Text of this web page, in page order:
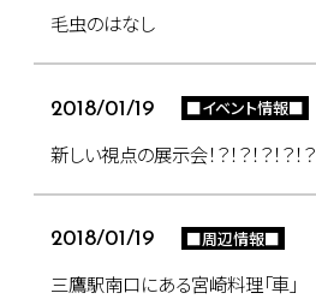
毛虫のはなし
2018/01/19 ■イベント情報■
新しい視点の展示会！？！？！？！？！？
2018/01/19 ■周辺情報■
三鷹駅南口にある宮崎料理「車」